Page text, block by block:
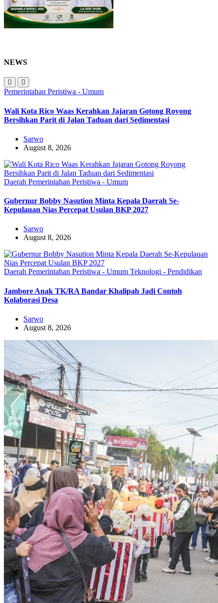
NEWS
Pemerintahan Peristiwa - Umum
Wali Kota Rico Waas Kerahkan Jajaran Gotong Royong
Bersihkan Parit di Jalan Taduan dari Sedimentasi
Sarwo
August 8, 2026
Daerah Pemerintahan Peristiwa - Umum
Gubernur Bobby Nasution Minta Kepala Daerah Se-
Kepulauan Nias Percepat Usulan BKP 2027
Sarwo
August 8, 2026
Daerah Pemerintahan Peristiwa - Umum Teknologi - Pendidikan
Jambore Anak TK/RA Bandar Khalipah Jadi Contoh
Kolaborasi Desa
Sarwo
August 8, 2026